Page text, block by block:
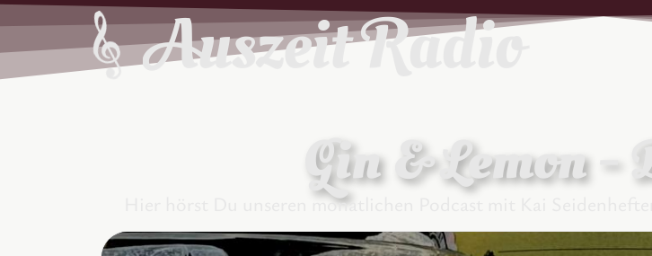
Gin & Lemon -
Hier hörst Du unseren monatlichen Podcast mit Kai